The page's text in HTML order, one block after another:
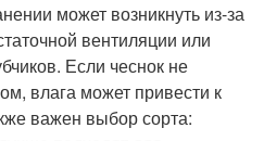
может возникнуть из-за
вентиляции или
Если чеснок не
влага может привести к
важен выбор сорта: